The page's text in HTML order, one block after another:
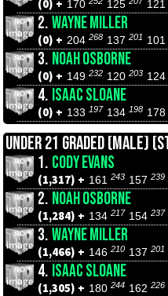
(0) + 170 125 121
2.WAYNE MILLER
(0) + 204 268 137 201 101
3. NOAH OSBORNE
(0) + 149 232 120 203 124
4. ISAAC SLOANE
(0) + 133 197 134 198 178
1. CODY EVANS
(1,317) + 161 243 157 239
2. NOAH OSBORNE
(1,284) + 134 217 154 237
3.WAYNE MILLER
(1,466) + 146 210 137 201
4. ISAAC SLOANE
(1,305) + 180 244 162 226